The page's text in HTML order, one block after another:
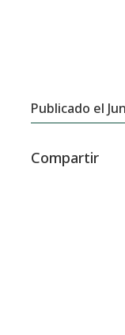
Publicado el
Compartir